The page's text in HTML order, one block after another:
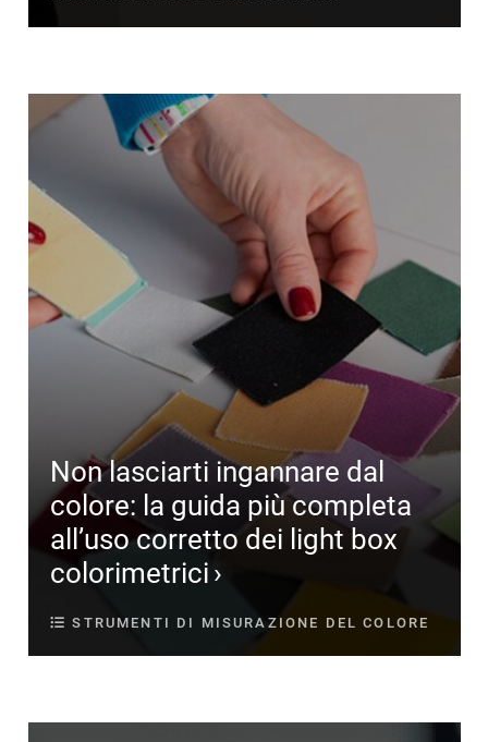
Non lasciarti ingannare dal
colore: la guida più completa
all’uso corretto dei light box
colorimetrici
STRUMENTI DI MISURAZIONE DEL COLORE